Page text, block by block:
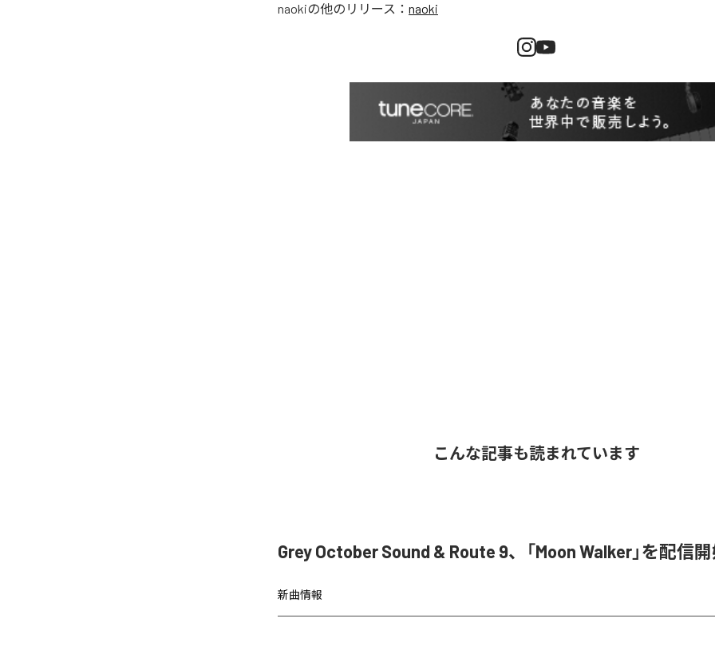
naokiの他のリリース： naoki
こんな記事も読まれています
Grey October Sound & Route 9、「Moon Walker」を配信
新曲情報